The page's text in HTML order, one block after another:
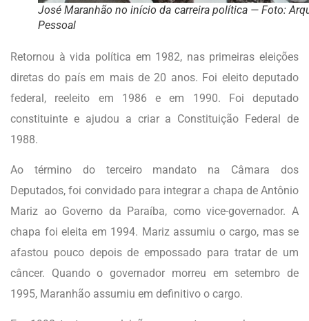
José Maranhão no início da carreira política — Foto:
Pessoal
Retornou à vida política em 1982, nas primeiras eleições
diretas do país em mais de 20 anos. Foi eleito deputado
federal, reeleito em 1986 e em 1990. Foi deputado
constituinte e ajudou a criar a Constituição Federal de
1988.
Ao término do terceiro mandato na Câmara dos
Deputados, foi convidado para integrar a chapa de Antônio
Mariz ao Governo da Paraíba, como vice-governador. A
chapa foi eleita em 1994. Mariz assumiu o cargo, mas se
afastou pouco depois de empossado para tratar de um
câncer. Quando o governador morreu em setembro de
1995, Maranhão assumiu em definitivo o cargo.